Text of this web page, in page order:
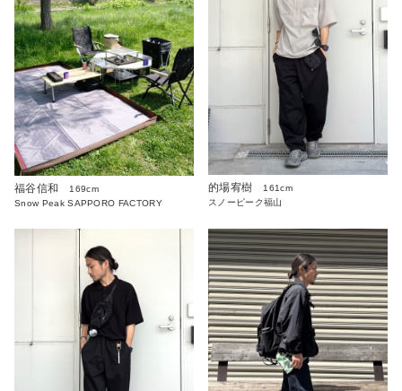
福谷信和
169cm
Snow Peak SAPPORO FACTORY
的場宥樹
161cm
スノーピーク福山